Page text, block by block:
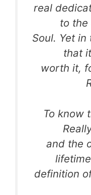
real
to the
Soul. Yet
that
worth it,
To know
and the
definition